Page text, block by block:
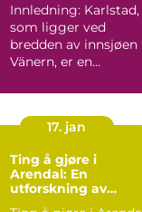
Innledning: Karlstad,
som ligger ved
bredden av innsjøen
Vänern, er en
by som har...
17. jan
Ting å gjøre i
Arendal: En
utforskning av